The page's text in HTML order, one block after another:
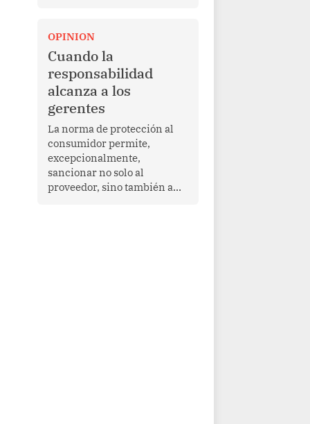
Más allá de su dimensión
religiosa, esta gira
representa una oportunidad
para reafirmar el valor del
diálogo, fortalecer los
vínculos entre los pueblos y
proyectar una imagen de
cooperación en una región
que enfrenta desafíos en
materia de desarrollo,
cohesión social y
gobernabilidad.
OPINION
Cuando la
responsabilidad
alcanza a los
gerentes
La norma de protección al
consumidor permite,
excepcionalmente,
sancionar no solo al
proveedor, sino también a